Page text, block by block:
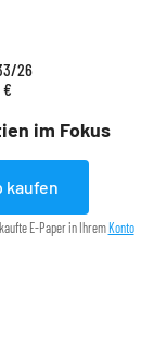
im Fokus
26
€
kaufen
E-Paper in Ihrem Konto